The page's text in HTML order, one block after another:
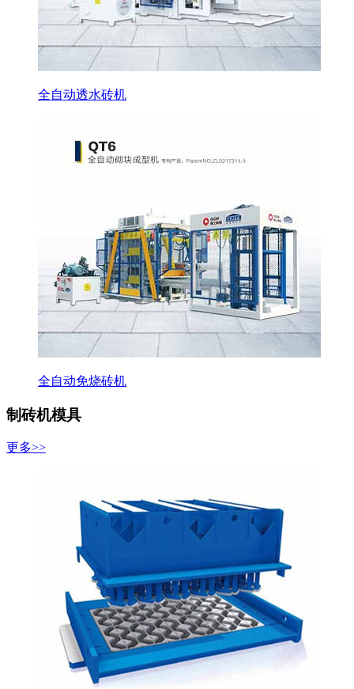
全自动透水砖机
全自动免烧砖机
制砖机模具
更多>>